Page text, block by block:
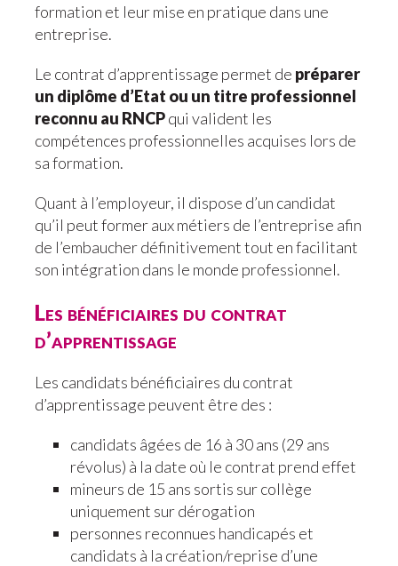
formation et leur mise en pratique dans une
entreprise.
Le contrat d’apprentissage permet de préparer
un diplôme d’Etat ou un titre professionnel
reconnu au RNCPqui valident les
compétences professionnelles acquises lors de
sa formation.
Quant à l’employeur, il dispose d’un candidat
qu’il peut former aux métiers de l’entreprise afin
de l’embaucher définitivement tout en facilitant
son intégration dans le monde professionnel.
Les bénéficiaires du contrat
d’apprentissage
Les candidats bénéficiaires du contrat
d’apprentissage peuvent être des :
candidats âgées de 16 à 30 ans (29 ans
révolus) à la date où le contrat prend effet
mineurs de 15 ans sortis sur collège
uniquement sur dérogation
personnes reconnues handicapés et
candidats à la création/reprise d’une